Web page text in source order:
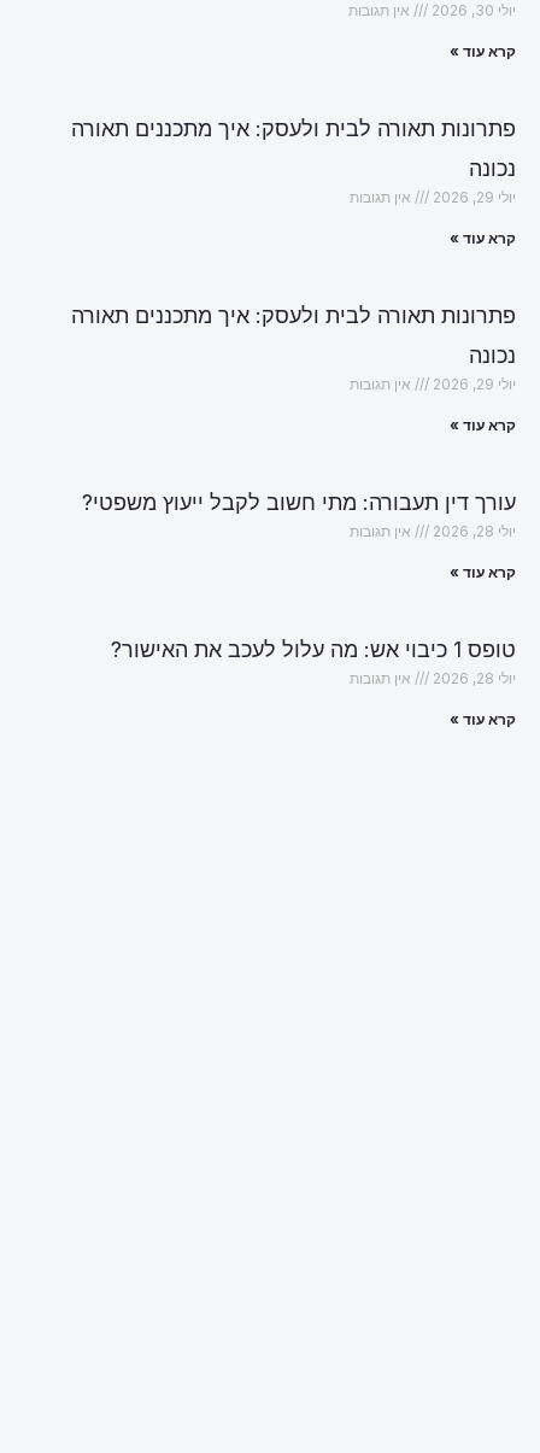
יולי 30, 2026 אין תגובות
קרא עוד »
פתרונות תאורה לבית ולעסק: איך מתכננים תאורה
נכונה
יולי 29, 2026 אין תגובות
קרא עוד »
פתרונות תאורה לבית ולעסק: איך מתכננים תאורה
נכונה
יולי 29, 2026 אין תגובות
קרא עוד »
עורך דין תעבורה: מתי חשוב לקבל ייעוץ משפטי?
יולי 28, 2026 אין תגובות
קרא עוד »
טופס 1 כיבוי אש: מה עלול לעכב את האישור?
יולי 28, 2026 אין תגובות
קרא עוד »